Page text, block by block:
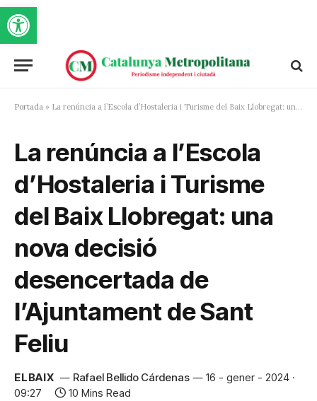
Obre la barra d'eines
Portada » La renúncia a l’Escola d’Hostaleria i Turisme del Baix Llobregat: una nova decisió desencertada de l’Ajuntament de Sant Feliu
La renúncia a l’Escola
d’Hostaleria i Turisme
del Baix Llobregat: una
nova decisió
desencertada de
l’Ajuntament de Sant
Feliu
ELBAIX Rafael Bellido Cárdenas
16 - gener - 2024 ·
09:27
10 Mins Read